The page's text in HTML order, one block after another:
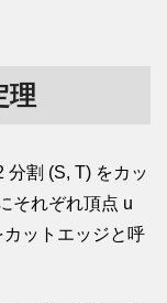
理
分割 (S, T) をカッ
それぞれ頂点 u
ットエッジと呼